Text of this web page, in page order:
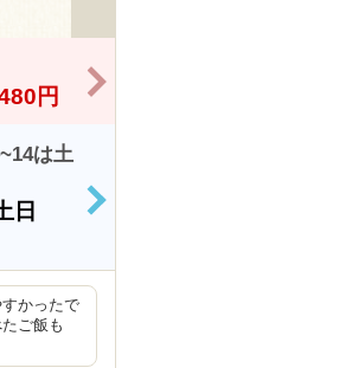
円
は土
日
>
かったで
ご飯も